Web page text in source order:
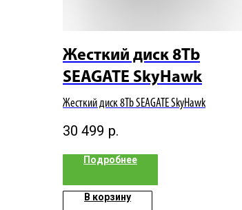
Жесткий диск 8Tb
SEAGATE SkyHawk
Жесткий диск 8Tb SEAGATE SkyHawk
30 499 р.
Подробнее
В корзину